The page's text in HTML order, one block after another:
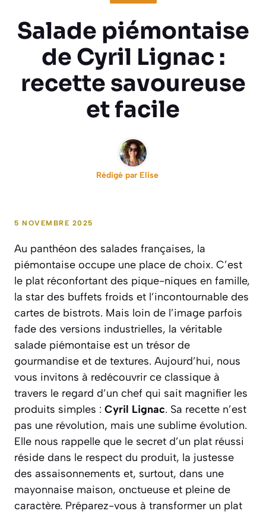
Salade piémontaise
de Cyril Lignac :
recette savoureuse
et facile
Rédigé par Elise
5 NOVEMBRE 2025
Au panthéon des salades françaises, la
piémontaise occupe une place de choix. C’est
le plat réconfortant des pique-niques en famille,
la star des buffets froids et l’incontournable des
cartes de bistrots. Mais loin de l’image parfois
fade des versions industrielles, la véritable
salade piémontaise est un trésor de
gourmandise et de textures. Aujourd’hui, nous
vous invitons à redécouvrir ce classique à
travers le regard d’un chef qui sait magnifier les
produits simples : Cyril Lignac. Sa recette n’est
pas une révolution, mais une sublime évolution.
Elle nous rappelle que le secret d’un plat réussi
réside dans le respect du produit, la justesse
des assaisonnements et, surtout, dans une
mayonnaise maison, onctueuse et pleine de
caractère. Préparez-vous à transformer un plat